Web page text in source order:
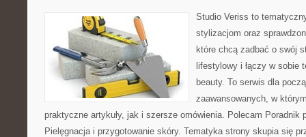
Studio Veriss to
stylizacjom oraz
które chcą zadbać o swój
lifestylowy i łączy w sobie
beauty. To serwis dla
zaawansowanych, w
praktyczne artykuły, jak i szersze omówienia. Polecam
Pielęgnacja i przygotowanie skóry. Tematyka strony skupia się